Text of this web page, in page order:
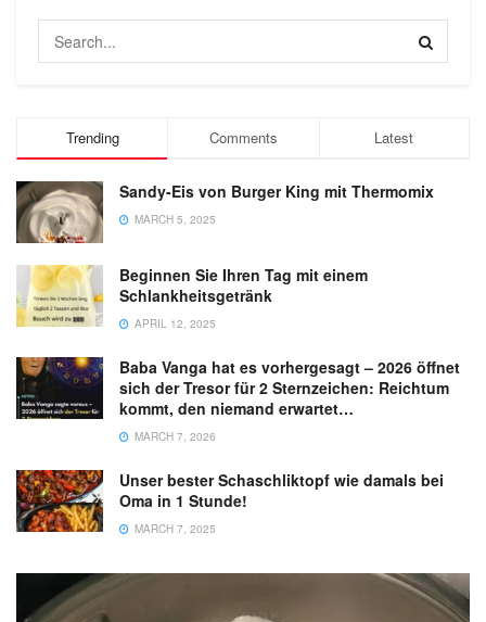
Trending Comments Latest
Sandy-Eis von Burger King mit Thermomix
MARCH 5, 2025
Beginnen Sie Ihren Tag mit einem
Schlankheitsgetränk
APRIL 12, 2025
Baba Vanga hat es vorhergesagt – 2026 öffnet
sich der Tresor für 2 Sternzeichen: Reichtum
kommt, den niemand erwartet…
MARCH 7, 2026
Unser bester Schaschliktopf wie damals bei
Oma in 1 Stunde!
MARCH 7, 2025